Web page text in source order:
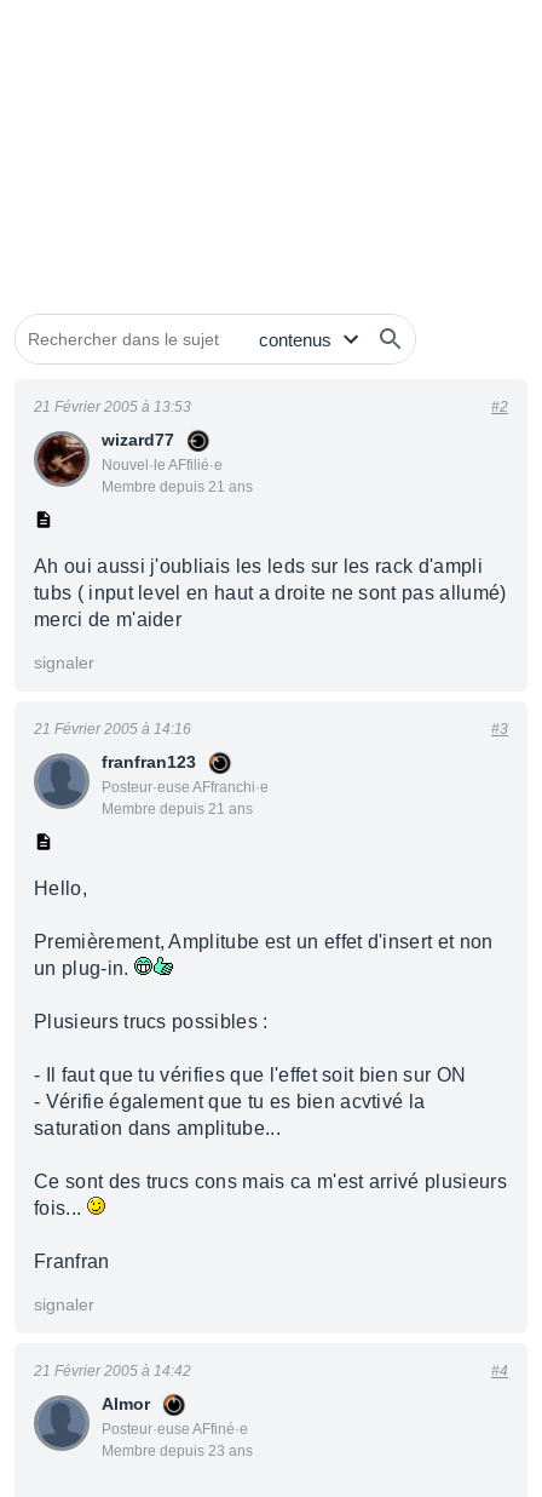
wizard77
Nouvel·le AFfilié·e
Membre depuis 21 ans
21 Février 2005 à 13:53 #2
Ah oui aussi j'oubliais les leds sur les rack d'ampli
tubs ( input level en haut a droite ne sont pas allumé)
merci de m'aider
signaler
franfran123
Posteur·euse AFfranchi·e
Membre depuis 21 ans
21 Février 2005 à 14:16 #3
Hello,
Premièrement, Amplitube est un effet d'insert et non
un plug-in.
Plusieurs trucs possibles :
- Il faut que tu vérifies que l'effet soit bien sur ON
- Vérifie également que tu es bien acvtivé la
saturation dans amplitube...
Ce sont des trucs cons mais ca m'est arrivé plusieurs
fois...
Franfran
signaler
Almor
Posteur·euse AFfiné·e
Membre depuis 23 ans
21 Février 2005 à 14:42 #4